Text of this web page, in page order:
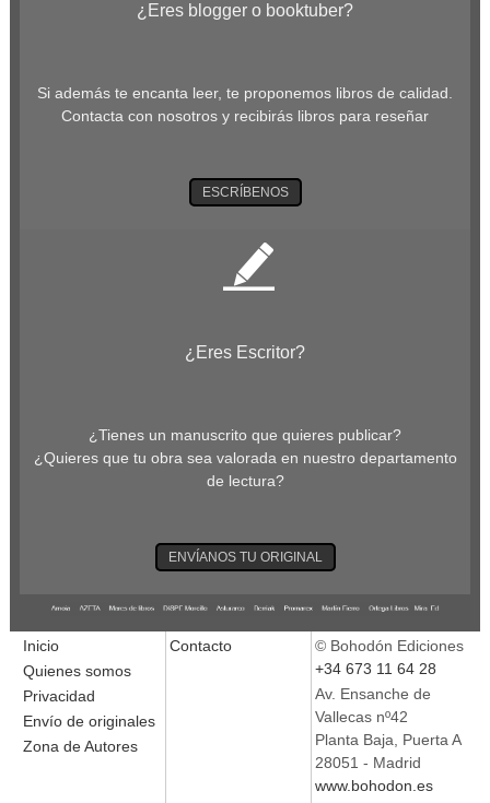
¿Eres blogger o booktuber?
Si además te encanta leer, te proponemos libros de calidad.
Contacta con nosotros y recibirás libros para reseñar
ESCRÍBENOS
¿Eres Escritor?
¿Tienes un manuscrito que quieres publicar?
¿Quieres que tu obra sea valorada en nuestro departamento
de lectura?
ENVÍANOS TU ORIGINAL
Inicio
Quienes somos
Privacidad
Envío de originales
Zona de Autores
Contacto
© Bohodón Ediciones
+34 673 11 64 28
Av. Ensanche de
Vallecas nº42
Planta Baja, Puerta A
28051 - Madrid
www.bohodon.es